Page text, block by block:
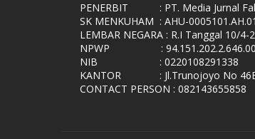
PENERBIT
: PT. Media Jurnal
SK MENKUHAM : AHU-
LEMBAR NEGARA : R.I Tanggal 10/4-
NPWP
:
NIB
: 0220108291338
KANTOR
: Jl.Trunojoyo No
CONTACT PERSON : 082143655858